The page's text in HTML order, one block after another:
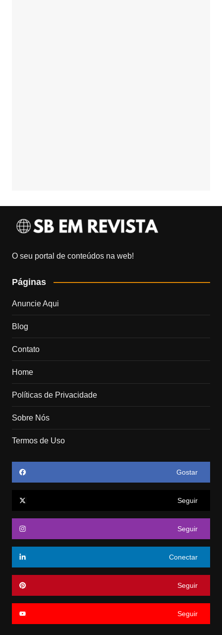
O seu portal de conteúdos na web!
Páginas
Anuncie Aqui
Blog
Contato
Home
Políticas de Privacidade
Sobre Nós
Termos de Uso
Gostar
Seguir
Seguir
Conectar
Seguir
Seguir